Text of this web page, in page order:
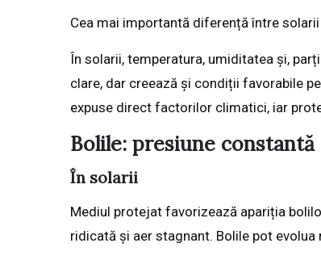
Cea mai importantă diferență între
În solarii, temperatura, umiditatea și,
clare, dar creează și condiții favorabile
expuse direct factorilor climatici, iar
Bolile: presiune
În solarii
Mediul protejat favorizează apariția
ridicată și aer stagnant. Bolile pot